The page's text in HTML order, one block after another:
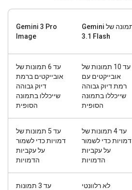
תמונה של Gemini
3.1 Flash
‫Gemini 3 Pro
Image
עד 10 תמונות של
אובייקטים עם
רמת דיוק גבוהה
שייכללו בתמונה
הסופית
עד 6 תמונות של
אובייקטים ברמת
דיוק גבוהה
שייכללו בתמונה
הסופית
עד 4 תמונות של
דמויות כדי לשמור
על עקביות
הדמויות
עד 5 תמונות של
דמויות כדי לשמור
על עקביות
הדמויות
לא רלוונטי
עד 3 תמונות